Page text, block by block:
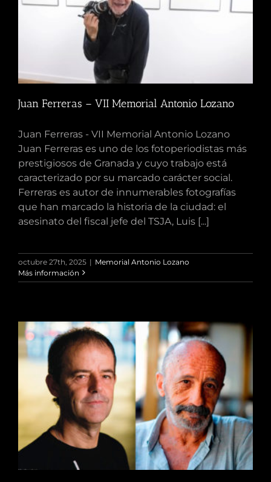
Juan Ferreras – VII Memorial Antonio Lozano
Juan Ferreras - VII Memorial Antonio Lozano
Juan Ferreras es uno de los fotoperiodistas más
prestigiosos de Granada y cuyo trabajo está
caracterizado por su marcado carácter social.
Ferreras es autor de innumerables fotografías
que han marcado la historia de la ciudad: el
asesinato del fiscal jefe del TSJA, Luis [...]
octubre 27th, 2025 | Memorial Antonio Lozano
Más información